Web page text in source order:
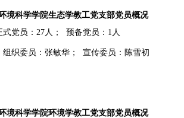
境科学学院生态学教工党支部党员概况
式党员： 27人； 预备党员： 1 人
组织委员：张敏华； 宣传委员：陈雪初
境科学学院环境学教工党支部党员概况